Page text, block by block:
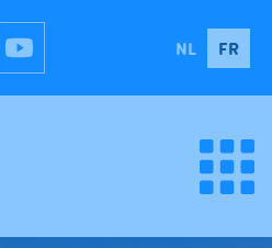
NL FR